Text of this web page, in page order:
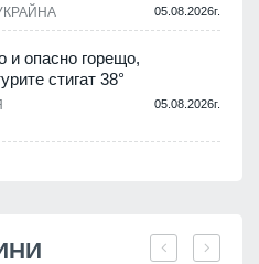
05.08.2026г.
и опасно горещо,
стигат 38°
05.08.2026г.